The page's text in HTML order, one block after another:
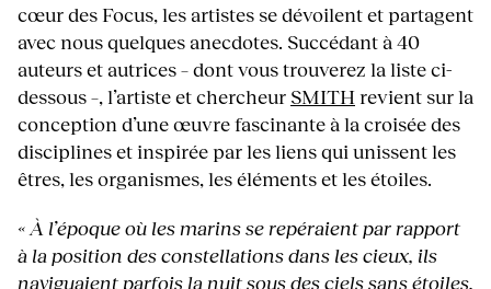
cœur des Focus, les artistes se dévoilent et partagent
avec nous quelques anecdotes. Succédant à 40
auteurs et autrices – dont vous trouverez la liste ci-
dessous –, l’artiste et chercheur SMITHrevient sur la
conception d’une œuvre fascinante à la croisée des
disciplines et inspirée par les liens qui unissent les
êtres, les organismes, les éléments et les étoiles.
« À l’époque où les marins se repéraient par rapport
à la position des constellations dans les cieux, ils
naviguaient parfois la nuit sous des ciels sans étoiles,